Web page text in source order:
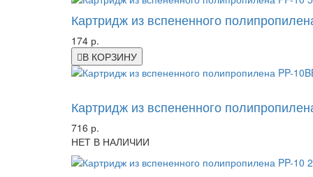
Картридж из вспененного
174 р.
В КОРЗИНУ
Картридж из вспененного
716 р.
НЕТ В НАЛИЧИИ